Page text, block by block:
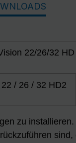
22/26/32
/ 26 / 32 HD2
zu